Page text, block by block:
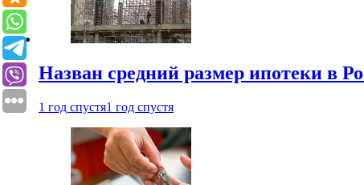
Назван средний размер ипотеки в
1 год спустя1 год спустя